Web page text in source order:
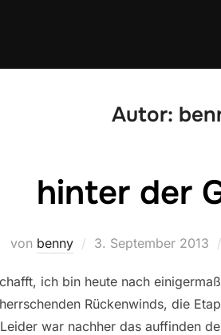
Autor:
hinter der
von benny
Veröffentlicht
3. September 2013
ich bin heute nach
Rückenwinds, die
war nachher das auffinden